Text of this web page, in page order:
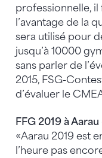
professionnelle, il
l’avantage de la
sera utilisé pour
jusqu’à 10000
sans parler de
2015, FSG-
d’évaluer le
FFG 2019 à
«Aarau 2019 est
l’heure pas